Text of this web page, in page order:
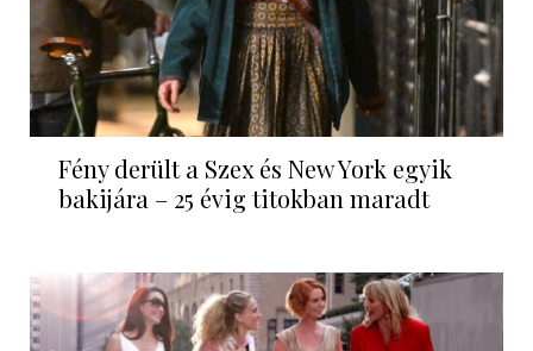
Fény derült a Szex és New York egyik
bakijára – 25 évig titokban maradt